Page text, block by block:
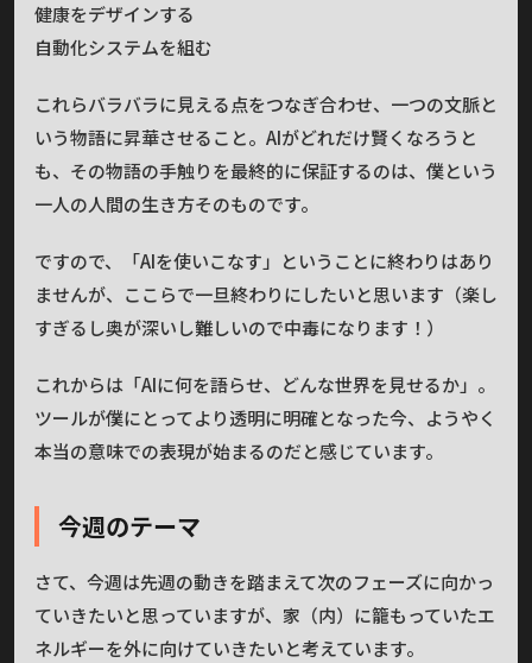
健康をデザインする
自動化システムを組む
これらバラバラに見える点をつなぎ合わせ、一つの文脈と
いう物語に昇華させること。AIがどれだけ賢くなろうと
も、その物語の手触りを最終的に保証するのは、僕という
一人の人間の生き方そのものです。
ですので、「AIを使いこなす」ということに終わりはあり
ませんが、ここらで一旦終わりにしたいと思います（楽し
すぎるし奥が深いし難しいので中毒になります！）
これからは「AIに何を語らせ、どんな世界を見せるか」。
ツールが僕にとってより透明に明確となった今、ようやく
本当の意味での表現が始まるのだと感じています。
今週のテーマ
さて、今週は先週の動きを踏まえて次のフェーズに向かっ
ていきたいと思っていますが、家（内）に籠もっていたエ
ネルギーを外に向けていきたいと考えています。